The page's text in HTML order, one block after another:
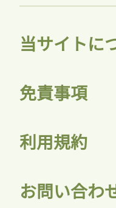
当サイトに
免責事項
利用規約
お問い合わ